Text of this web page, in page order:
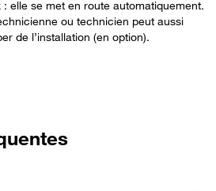
: elle se met en route automatiquement.
ou technicien peut aussi
de l’installation (en option).